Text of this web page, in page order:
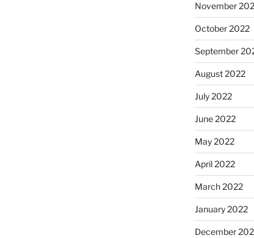
November
October 2022
September
August 2022
July 2022
June 2022
May 2022
April 2022
March 2022
January 2022
December